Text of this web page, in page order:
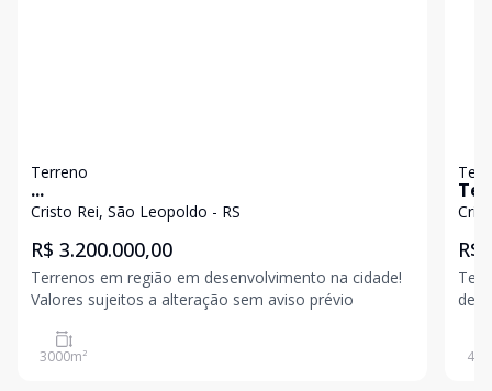
Terreno
...
Cristo Rei, São Leopoldo - RS
R$ 3.200.000,00
Terrenos em região em desenvolvimento na cidade!
Valores sujeitos a alteração sem aviso prévio
3000m²
R$
de
490